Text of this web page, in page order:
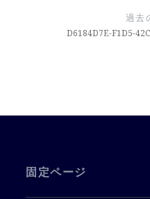
ー
過去
D6184D7E-F1D5-
固定ページ